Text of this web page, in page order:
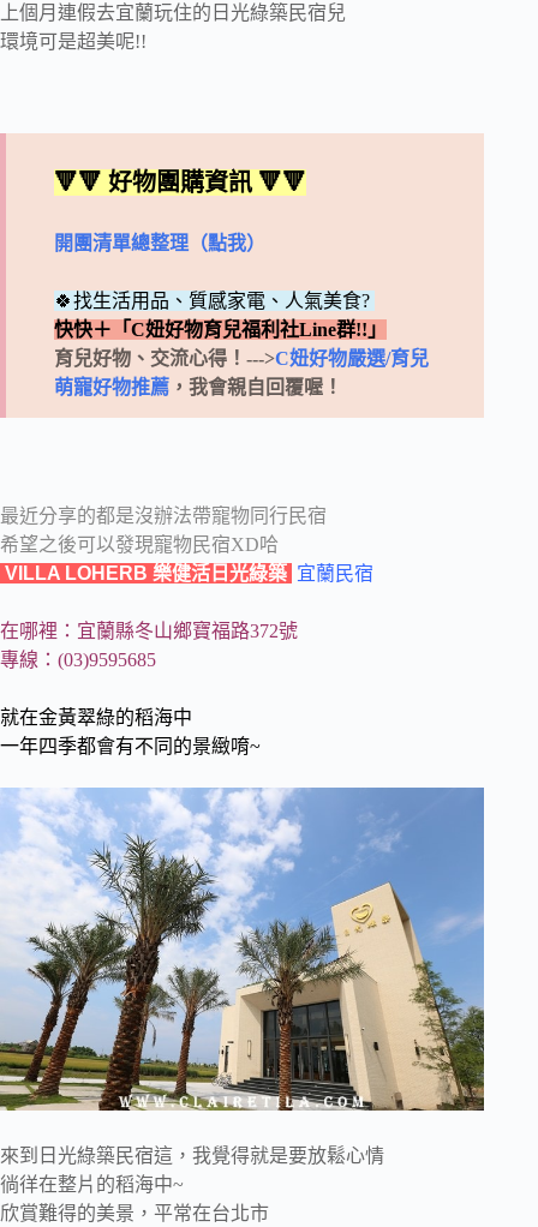
上個月連假去宜蘭玩住的日光綠築民宿兒
環境可是超美呢!!
🔻🔻 好物團購資訊 🔻🔻
開團清單總整理（點我）
🍀找生活用品、質感家電、人氣美食?
快快＋「C妞好物育兒福利社Line群!!」
育兒好物、交流心得！--->C妞好物嚴選/育兒
萌寵好物推薦 ，我會親自回覆喔！
最近分享的都是沒辦法帶寵物同行民宿
希望之後可以發現寵物民宿XD哈
VILLA LOHERB 樂健活日光綠築 宜蘭民宿
在哪裡：宜蘭縣冬山鄉寶福路372號
專線：(03)9595685
就在金黃翠綠的稻海中
一年四季都會有不同的景緻唷~
來到日光綠築民宿這，我覺得就是要放鬆心情
徜徉在整片的稻海中~
欣賞難得的美景，平常在台北市